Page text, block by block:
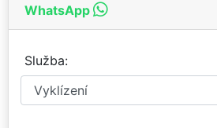
WhatsApp
Služba